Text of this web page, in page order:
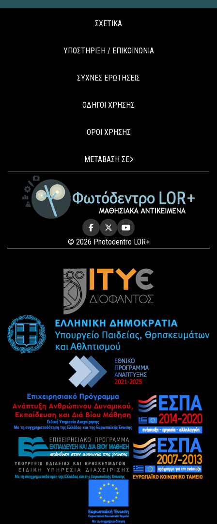
ΣΧΕΤΙΚΑ
ΥΠΟΣΤΗΡΙΞΗ / ΕΠΙΚΟΙΝΩΝΙΑ
ΣΥΧΝΕΣ ΕΡΩΤΗΣΕΙΣ
ΟΔΗΓΟΙ ΧΡΗΣΗΣ
ΟΡΟΙ ΧΡΗΣΗΣ
ΜΕΤΑΒΑΣΗ ΣΕ
© 2026 Photodentro LOR+